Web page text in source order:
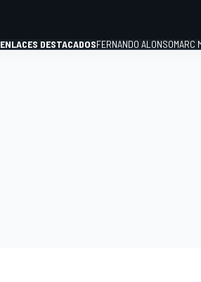
ENLACES DESTACADOSFERNANDO ALONSOMARC